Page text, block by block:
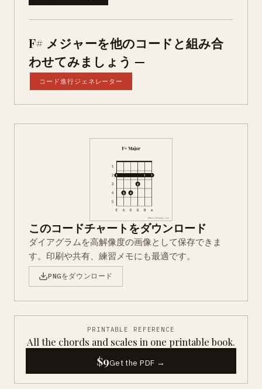
F# メジャーを他のコードと組み合
わせてみましょう —
コード進行ジェネレーター
このコードチャートをダウンロード
ダイアグラムを高解像度の画像として保存できま
す。印刷や共有、練習メモにも最適です。
PNGをダウンロード
PRINTABLE REFERENCE
All the chords and scales in one printable book.
$9Get the PDF →